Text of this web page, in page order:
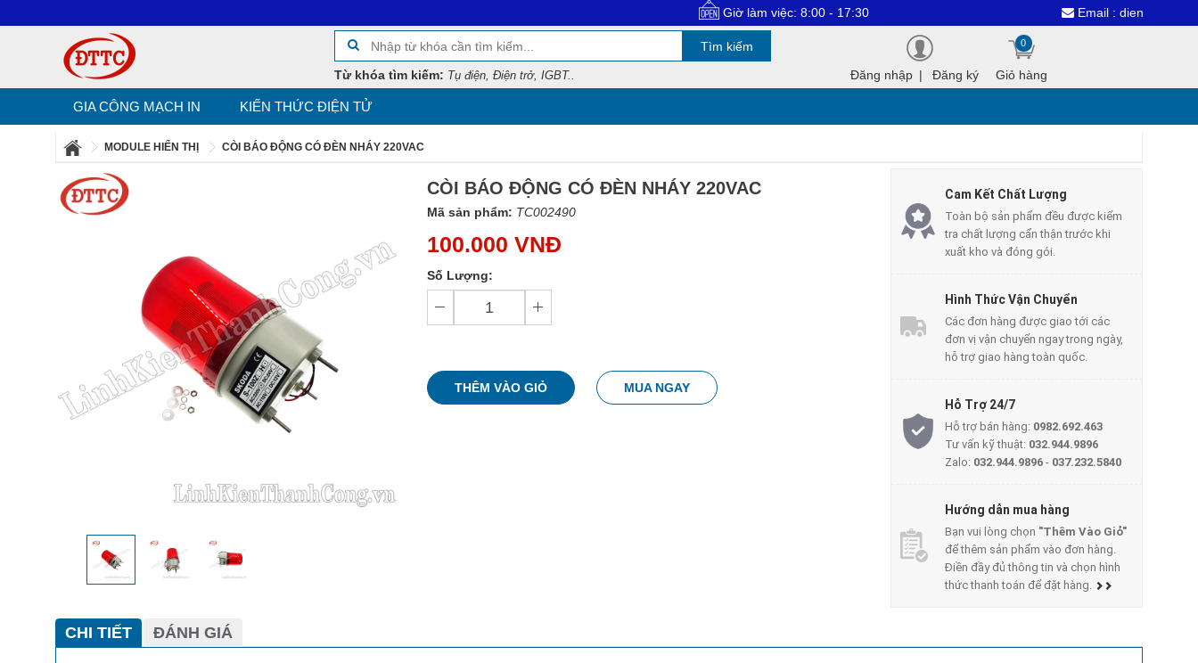
Giờ làm việc: 8:00 - 17:30 Email :
Tìm kiếm
Từ khóa tìm kiếm: Tụ điện, Điện trở, IGBT.. Đăng nhập | Đăng ký Giỏ hàng
0
GIA CÔNG MẠCH IN KIẾN THỨC ĐIỆN TỬ
MODULE HIỂN THỊ CÒI BÁO ĐỘNG CÓ ĐÈN NHÁY 220VAC
CÒI BÁO ĐỘNG CÓ ĐÈN NHÁY 220VAC
Mã sản phẩm: TC002490
100.000 VNĐ
Số Lượng:
THÊM VÀO GIỎ MUA NGAY
Cam Kết Chất Lượng
Toàn bộ sản phẩm đều được kiểm
tra chất lượng cẩn thận trước khi
xuất kho và đóng gói.
Hình Thức Vận Chuyển
Các đơn hàng được giao tới các
đơn vị vận chuyển ngay trong ngày,
hỗ trợ giao hàng toàn quốc.
Hỗ Trợ 24/7
Hỗ trợ bán hàng: 0982.692.463
Tư vấn kỹ thuật: 032.944.9896
Zalo: 032.944.9896 - 037.232.5840
Hướng dẫn mua hàng
Bạn vui lòng chọn "Thêm Vào Giỏ"
để thêm sản phẩm vào đơn hàng.
Điền đầy đủ thông tin và chọn hình
thức thanh toán để đặt hàng.
CHI TIẾT ĐÁNH GIÁ